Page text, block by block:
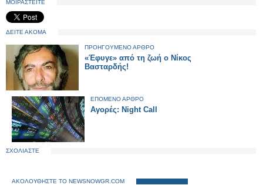
ΜΟΙΡΑΣΤΕΙΤΕ
ΔΕΙΤΕ ΑΚΟΜΑ
ΠΡΟΗΓΟΥΜΕΝΟ ΑΡΘΡΟ
«Έφυγε» από τη ζωή ο Νίκος
Βασταρδής!
ΕΠΟΜΕΝΟ ΑΡΘΡΟ
Αγορές: Night Call
ΣΧΟΛΙΑΣΤΕ
ΑΚΟΛΟΥΘΗΣΤΕ ΤΟ NEWSNOWGR.COM